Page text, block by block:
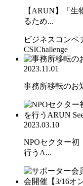
【ARUN】「
るため...
ビジネスコンペ
CSIChallenge
2023.11.01
事務所移転のお
2023.03.10
NPOセクター初
行うA...